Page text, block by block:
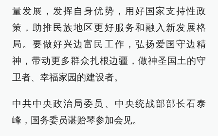
量发展，发挥自身优势，用好国家支持性政
策，助推民族地区更好服务和融入新发展格
局。要做好兴边富民工作，弘扬爱国守边精
神，带动更多群众扎根边疆，做神圣国土的守
卫者、幸福家园的建设者。
中共中央政治局委员、中央统战部部长石泰
峰，国务委员谌贻琴参加会见。